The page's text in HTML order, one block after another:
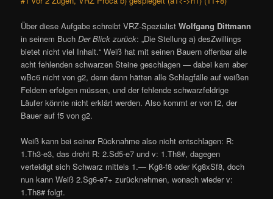
Über diese Aufgabe schreibt VRZ-SpezialistWolfgang Dittmann
in seinem BuchDer Blick zurück: „Die Stellung a) desZwillings
bietet nicht viel Inhalt.“ Weiß hat mit seinen Bauern offenbar alle
acht fehlenden schwarzen Steine geschlagen — dabei kam aber
wBc6 nicht von g2, denn dann hätten alle Schlagfälle auf weißen
Feldern erfolgen müssen, und der fehlende schwarzfeldrige
Läufer könnte nicht erklärt werden. Also kommt er von f2, der
Bauer auf f5 von g2.
Weiß kann bei seiner Rücknahme also nicht entschlagen: R:
1.Th3-e3, das droht R: 2.Sd5-e7 und v: 1.Th8#, dagegen
verteidigt sich Schwarz mittels 1.— Kg8-f8 oder Kg8xSf8, doch
nun kann Weiß 2.Sg6-e7+ zurücknehmen, wonach wieder v:
1.Th8# folgt.